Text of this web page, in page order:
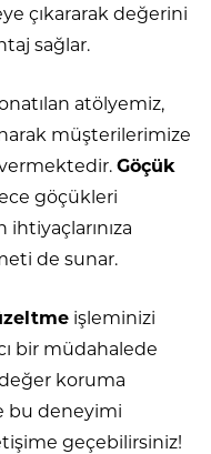
çıkararak değerini
sağlar.
atölyemiz,
müşterilerimize
Göçük
göçükleri
de sunar.
işleminizi
bir müdahalede
değer koruma
bu deneyimi
geçebilirsiniz!